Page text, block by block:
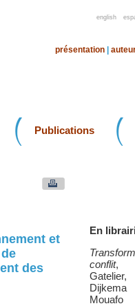
english
présentation
Publications
En
conflit,
Mouafo
et
des